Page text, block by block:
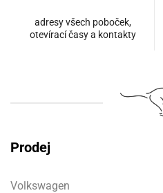
adresy všech poboček,
otevírací časy a kontakty
Prodej
Volkswagen